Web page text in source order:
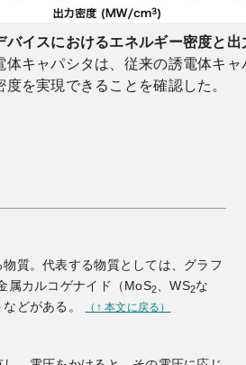
バイスにおけるエネルギー密度と
体キャパシタは、従来の誘電体キ
を実現できることを確認した。
質。代表する物質としては、グラフ
属カルコゲナイド（MoS2、WS2な
どがある。
（ ↑ 本文に戻る）